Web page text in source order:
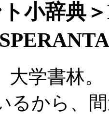
小辞典
大学書林
るから、